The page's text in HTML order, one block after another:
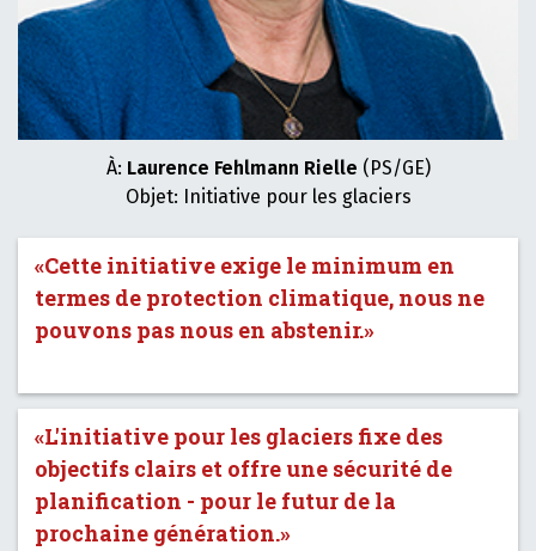
À: Laurence Fehlmann Rielle (PS/GE)
Objet: Initiative pour les glaciers
«Cette initiative exige le minimum en
termes de protection climatique, nous ne
pouvons pas nous en abstenir.»
«L'initiative pour les glaciers fixe des
objectifs clairs et offre une sécurité de
planification - pour le futur de la
prochaine génération.»